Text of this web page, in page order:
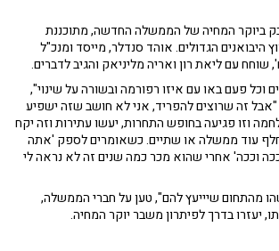
ביוקר המחיה של הממשלה החדשה, מתוכננת
היבואנים הגדולים. אוהד סנדלר, מייסד ומנכ"ל
עם ליאת רון ואריה מליניאק והגיב לדברים.
וכל פעם באו עם איזו רפורמה ובשורה על שינוי",
"אבל זה שרוצים להפריד, אני לא חושב שזה ישפיע
וזו פגיעה בחופש התחרות, יעשו עתירות וזה יקח
עוד ממשלה או שתיים. כשאומרים לספק 'אתה
וככה' אחרי שהוא מכר כמה שנים זה לא נראה לי
מהתחום שיייעץ להם", טען על חברי הממשלה,
יעזרו בדרך לפיתרון משבר יוקר המחיה.